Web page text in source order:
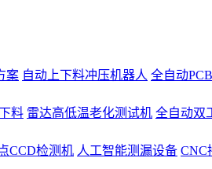
案 自动上下料冲压机器人 全自动
料 雷达高低温老化测试机 全自动双
CCD检测机 人工智能测漏设备 CNC